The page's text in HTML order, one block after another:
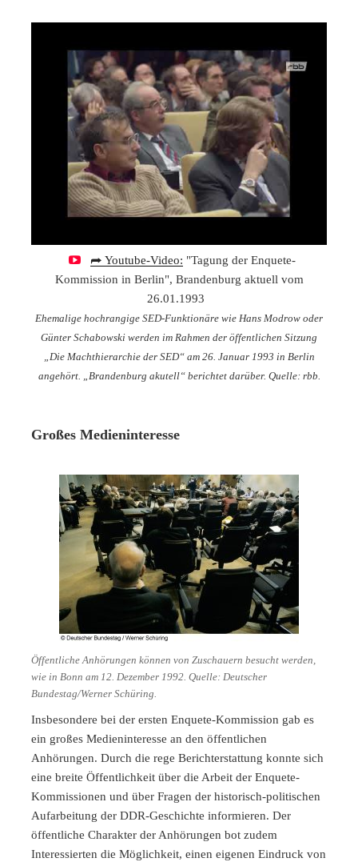
⮫ Youtube-Video: "Tagung der Enquete-
Kommission in Berlin", Brandenburg aktuell vom
26.01.1993
Ehemalige hochrangige SED-Funktionäre wie Hans Modrow oder
Günter Schabowski werden im Rahmen der öffentlichen Sitzung
„Die Machthierarchie der SED“ am 26. Januar 1993 in Berlin
angehört. „Brandenburg akutell“ berichtet darüber. Quelle: rbb.
Großes Medieninteresse
Öffentliche Anhörungen können von Zuschauern besucht werden,
wie in Bonn am 12. Dezember 1992. Quelle: Deutscher
Bundestag/Werner Schüring.
Insbesondere bei der ersten Enquete-Kommission gab es
ein großes Medieninteresse an den öffentlichen
Anhörungen. Durch die rege Berichterstattung konnte sich
eine breite Öffentlichkeit über die Arbeit der Enquete-
Kommissionen und über Fragen der historisch-politischen
Aufarbeitung der DDR-Geschichte informieren. Der
öffentliche Charakter der Anhörungen bot zudem
Interessierten die Möglichkeit, einen eigenen Eindruck von